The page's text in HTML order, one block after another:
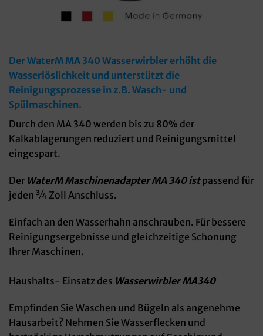
Der WaterM MA 340 Wasserwirbler erhöht die
Wasserlöslichkeit und unterstützt die
Reinigungsprozesse in z.B. Wasch- und
Spülmaschinen.
Durch den MA 340 werden bis zu 80% der
Kalkablagerungen reduziert und Reinigungsmittel
eingespart.
Der WaterM Maschinenadapter MA 340 istpassend für
jeden ¾ Zoll Anschluss.
Einfach an den Wasserhahn anschrauben. Für bessere
Reinigungsergebnisse und gleichzeitige Schonung
Ihrer Maschinen.
Haushalts- Einsatz des Wasserwirbler MA340
Empfinden Sie Waschen und Bügeln als angenehme
Hausarbeit? Nehmen Sie Wasserflecken und